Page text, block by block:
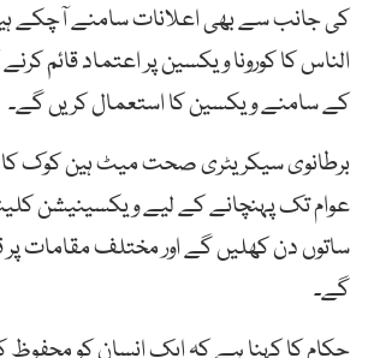
کی جانب سے بھی اعلانات سامنے آچکے
الناس کا کورونا ویکسین پر اعتماد قائم
کے سامنے ویکسین کا استعمال کریں گے۔
برطانوی سیکریٹری صحت میٹ ہین کوک کا
عوام تک پہنچانے کے لیے ویکسینیشن
ساتوں دن کھلیں گے اور مختلف مقامات پر
گے۔
حکام کا کہنا ہے کہ ایک انسان کو محفوظ